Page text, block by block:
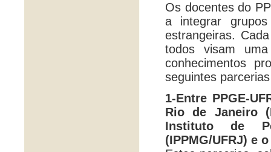
Os docentes do
a integrar
estrangeiras.
todos visam
conhecimentos
seguintes
1-Entre PPGE-
Rio de Janeiro
Instituto de
(IPPMG/UFRJ) e